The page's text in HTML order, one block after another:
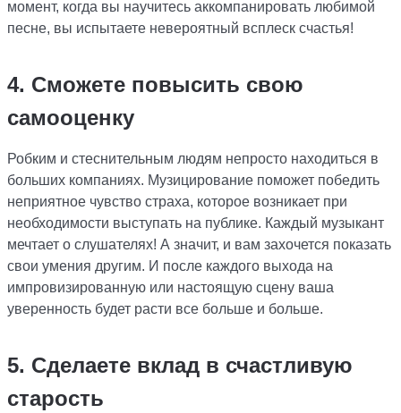
момент, когда вы научитесь аккомпанировать любимой
песне, вы испытаете невероятный всплеск счастья!
4. Сможете повысить свою
самооценку
Робким и стеснительным людям непросто находиться в
больших компаниях. Музицирование поможет победить
неприятное чувство страха, которое возникает при
необходимости выступать на публике. Каждый музыкант
мечтает о слушателях! А значит, и вам захочется показать
свои умения другим. И после каждого выхода на
импровизированную или настоящую сцену ваша
уверенность будет расти все больше и больше.
5. Сделаете вклад в счастливую
старость